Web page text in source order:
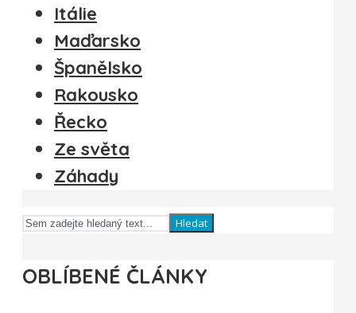
Itálie
Maďarsko
Španělsko
Rakousko
Řecko
Ze světa
Záhady
Hledat
OBLÍBENÉ ČLÁNKY